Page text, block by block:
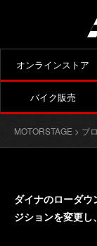
オンラインストア
バイク販売
MOTORSTAGE > ブ
ダイナのローダ
ジションを変更し